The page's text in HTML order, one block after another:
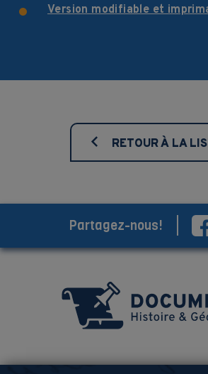
Version modifiable et
RETOUR À LA
Partagez-nous!